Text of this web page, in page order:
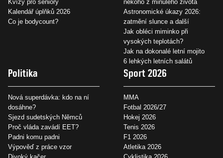
Kvízy pro seniory
Kalendář úplňků 2026
Co je bodycount?
někoho z minulého života
Astronomické úkazy 2026:
zatmění slunce a další
Jak obléci miminko při
vysokých teplotách?
Jak na dokonalé letní mojito
6 lehkých letních salátů
Politika
Nová superdávka: kdo na ní
dosáhne?
Sjezd sudetských Němců
Proč vláda zavádí EET?
Padni komu padni
Výpověď z práce vzor
Sport 2026
MMA
Fotbal 2026/27
Hokej 2026
Tenis 2026
F1 2026
Atletika 2026